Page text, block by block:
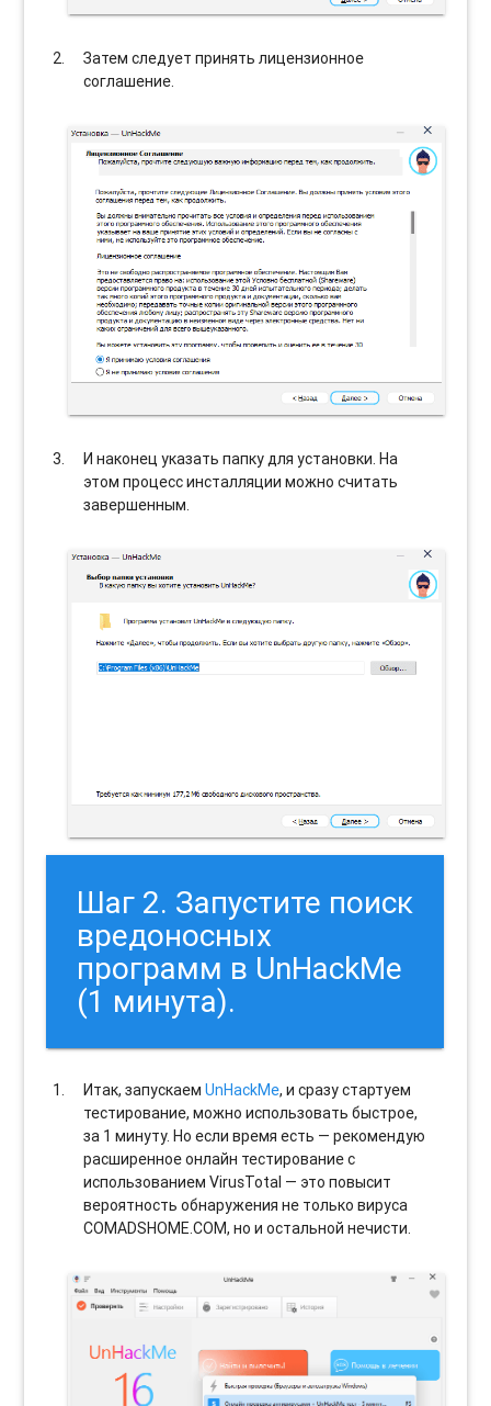
Затем следует принять лицензионное
соглашение.
И наконец указать папку для установки. На
этом процесс инсталляции можно считать
завершенным.
Шаг 2. Запустите поиск
вредоносных
программ в UnHackMe
(1 минута).
Итак, запускаемUnHackMe, и сразу стартуем
тестирование, можно использовать быстрое,
за 1 минуту. Но если время есть — рекомендую
расширенное онлайн тестирование с
использованием VirusTotal — это повысит
вероятность обнаружения не только вируса
COMADSHOME.COM, но и остальной нечисти.